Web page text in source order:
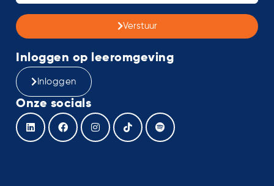
Verstuur
Inloggen op leeromgeving
Inloggen
Onze socials